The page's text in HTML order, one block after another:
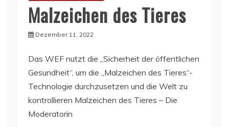
Malzeichen des Tieres
Dezember 11, 2022
Das WEF nutzt die „Sicherheit der öffentlichen
Gesundheit“, um die „Malzeichen des Tieres“-
Technologie durchzusetzen und die Welt zu
kontrollieren Malzeichen des Tieres – Die
Moderatorin